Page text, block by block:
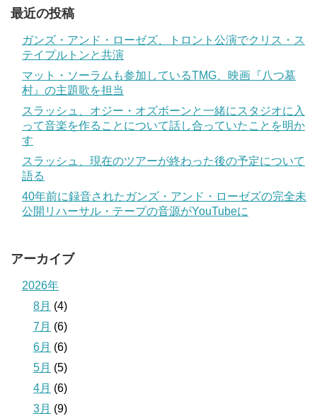
最近の投稿
ガンズ・アンド・ローゼズ、トロント公演でクリス・ス
テイプルトンと共演
マット・ソーラムも参加しているTMG、映画『八つ墓
村』の主題歌を担当
スラッシュ、オジー・オズボーンと一緒にスタジオに入
って音楽を作ることについて話し合っていたことを明か
す
スラッシュ、現在のツアーが終わった後の予定について
語る
40年前に録音されたガンズ・アンド・ローゼズの完全未
公開リハーサル・テープの音源がYouTubeに
アーカイブ
2026年
8月 (4)
7月 (6)
6月 (6)
5月 (5)
4月 (6)
3月 (9)